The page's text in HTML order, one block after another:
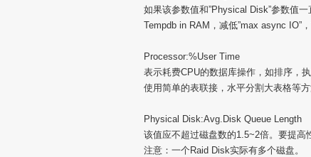
如果该参数值和”Physical Disk”参数值
Tempdb in RAM，减低”max async IO”
Processor:%User Time
表示耗费CPU的数据库操作，如排序，
使用简单的表联接，水平分割大表格等方
Physical Disk:Avg.Disk Queue Length
该值应不超过磁盘数的1.5~2倍。要提高
注意：一个Raid Disk实际有多个磁盘。